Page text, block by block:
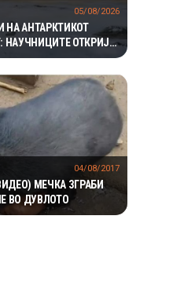
НА АНТАРКТИКОТ
НАУЧНИЦИТЕ ОТКРИЈА
ПОВЕЌЕ ОД 1,5
05/08/2026
МЕЧКА ЗГРАБИ
ВО ДУВЛОТО
04/08/2017